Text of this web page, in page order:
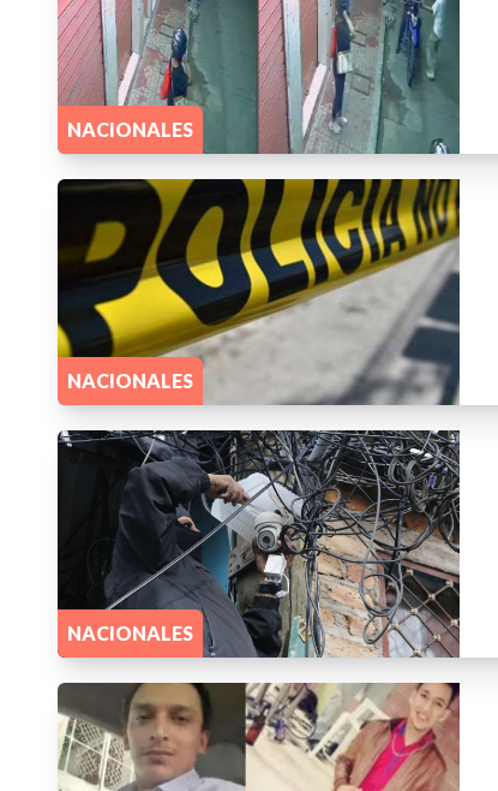
NACIONALES
NACIONALES
NACIONALES